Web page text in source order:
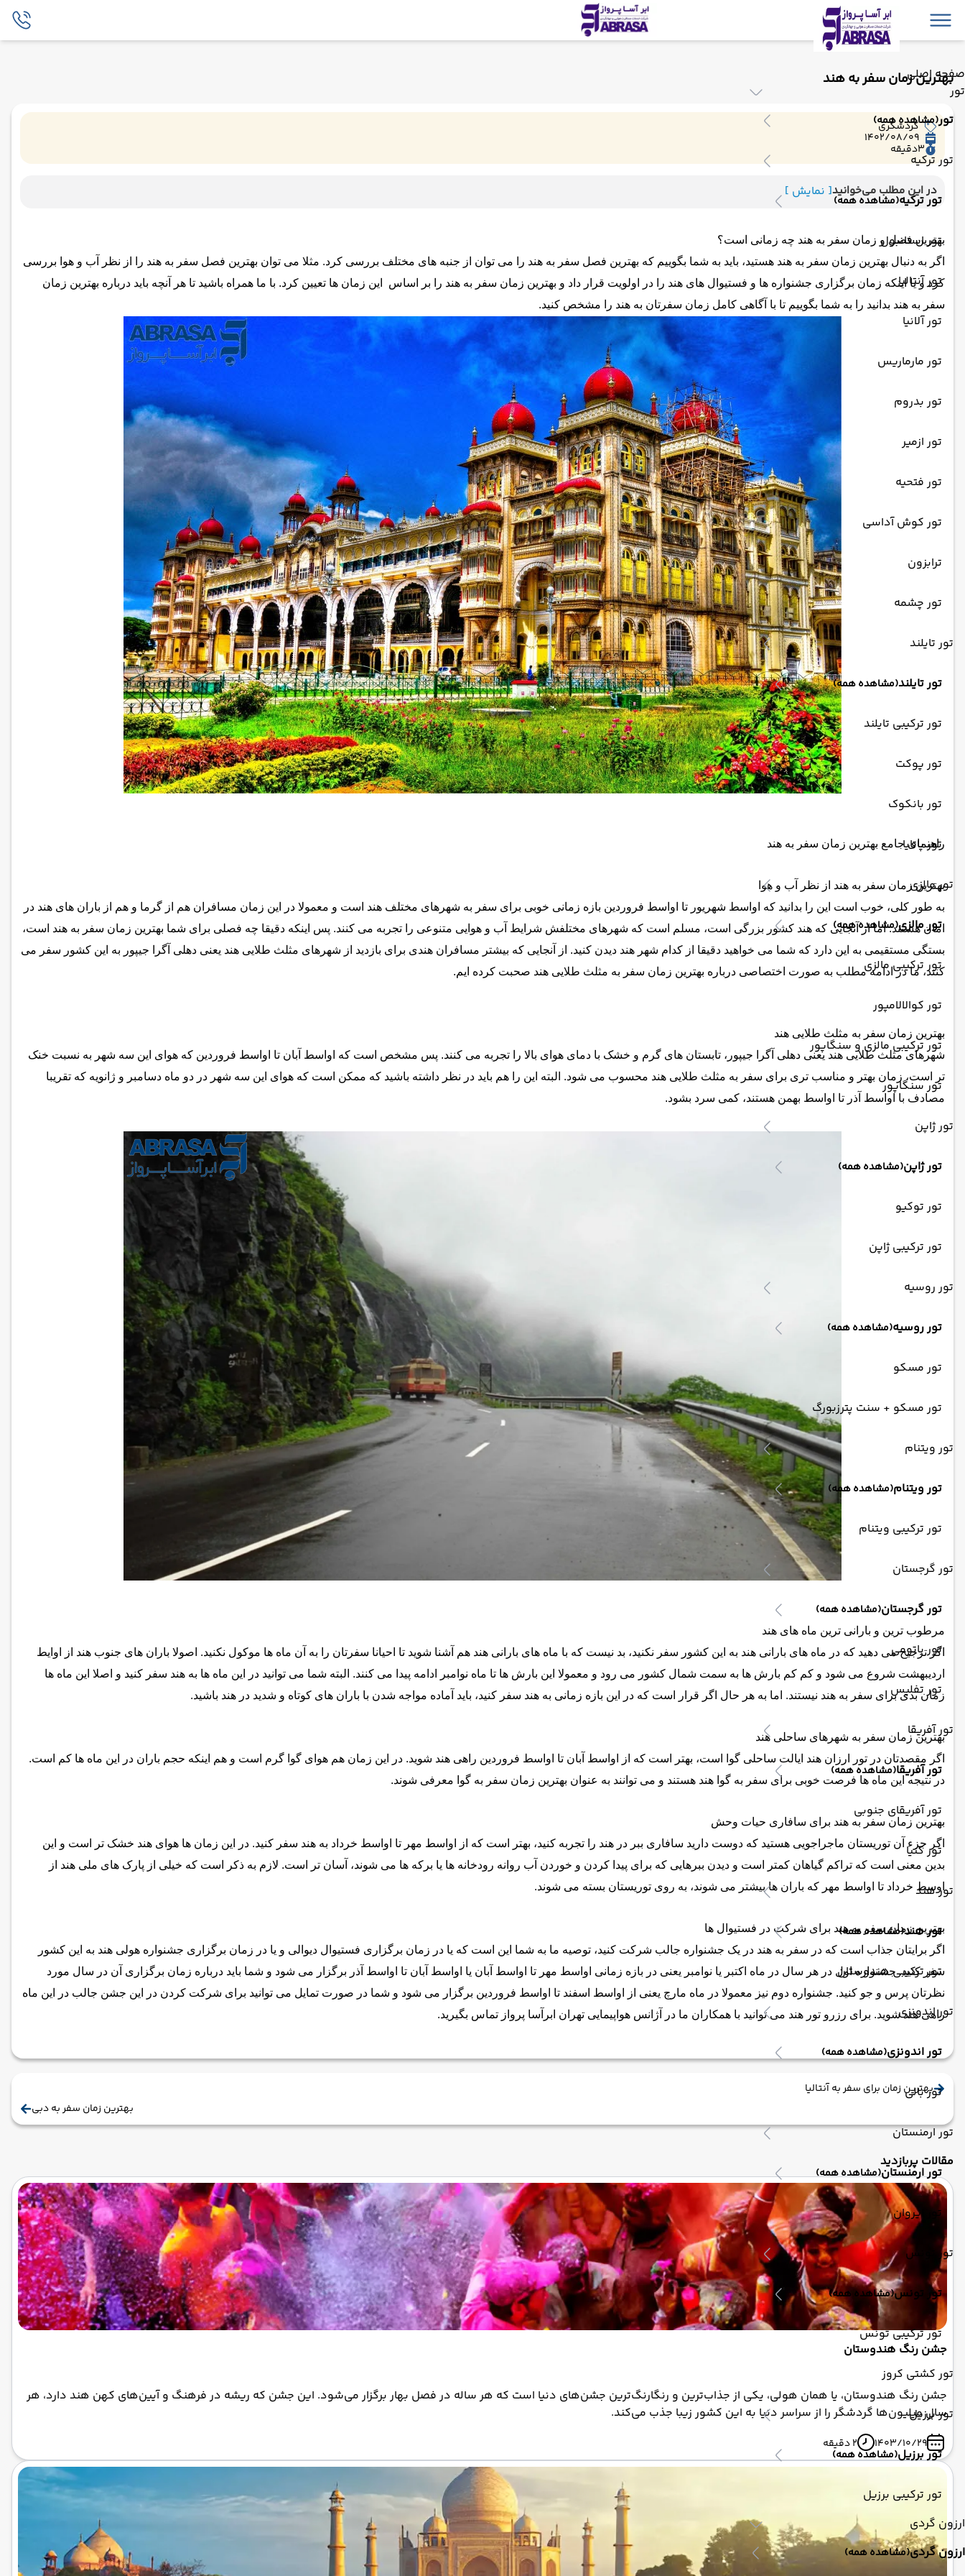
صفحه اصلی
تور
تور(مشاهده همه)
تور ترکیه
تور ترکیه(مشاهده همه)
تور استانبول
تور آنتالیا
تور آلانیا
تور مارماریس
تور بدروم
تور ازمیر
تور فتحیه
تور کوش آداسی
ترابزون
تور چشمه
تور تایلند
تور تایلند(مشاهده همه)
تور ترکیبی تایلند
تور پوکت
تور بانکوک
تور پاتایا
تور مالزی
تور مالزی(مشاهده همه)
تور ترکیبی مالزی
تور کوالالامپور
تور ترکیبی مالزی و سنگاپور
تور سنگاپور
تور ژاپن
تور ژاپن(مشاهده همه)
تور توکیو
تور ترکیبی ژاپن
تور روسیه
تور روسیه(مشاهده همه)
تور مسکو
تور مسکو + سنت پترزبورگ
تور ویتنام
تور ویتنام(مشاهده همه)
تور ترکیبی ویتنام
تور گرجستان
تور گرجستان(مشاهده همه)
تور باتومی
تور تفلیس
تور آفریقا
تور آفریقا(مشاهده همه)
تور آفریقای جنوبی
تور کنیا
تور هند
تور هند(مشاهده همه)
تور ترکیبی هندوستان
تور اندونزی
تور اندونزی(مشاهده همه)
تور بالی
تور ارمنستان
تور ارمنستان(مشاهده همه)
تور ایروان
تور تونس
تور تونس(مشاهده همه)
تور ترکیبی تونس
تور کشتی کروز
تور برزیل
تور برزیل(مشاهده همه)
تور ترکیبی برزیل
ارزون گردی
ارزون گردی(مشاهده همه)
بهترین زمان سفر به هند
گردشگری
1402/08/09
3دقیقه
در این مطلب می‌خوانید[ نمایش ]
بهترین فصل و زمان سفر به هند چه زمانی است؟
اگر به دنبال بهترین زمان سفر به هند هستید، باید به شما بگوییم که بهترین فصل سفر به هند را می توان از جنبه های مختلف بررسی کرد. مثلا می توان بهترین فصل سفر به هند را از نظر آب و هوا بررسی
کرد و یا اینکه زمان برگزاری جشنواره ها و فستیوال های هند را در اولویت قرار داد و بهترین زمان سفر به هند را بر اساس این زمان ها تعیین کرد. با ما همراه باشید تا هر آنچه باید درباره بهترین زمان
سفر به هند بدانید را به شما بگوییم تا با آگاهی کامل زمان سفرتان به هند را مشخص کنید.
راهنمای جامع بهترین زمان سفر به هند
بهترین زمان سفر به هند از نظر آب و هوا
به طور کلی، خوب است این را بدانید که اواسط شهریور تا اواسط فروردین بازه زمانی خوبی برای سفر به شهرهای مختلف هند است و معمولا در این زمان مسافران هم از گرما و هم از باران های هند در
امان هستند. اما از آنجایی که هند کشور بزرگی است، مسلم است که شهرهای مختلفش شرایط آب و هوایی متنوعی را تجربه می کنند. پس اینکه دقیقا چه فصلی برای شما بهترین زمان سفر به هند است،
بستگی مستقیمی به این دارد که شما می خواهید دقیقا از کدام شهر هند دیدن کنید. از آنجایی که بیشتر مسافران هندی برای بازدید از شهرهای مثلث طلایی هند یعنی دهلی آگرا جیپور به این کشور سفر می
کنند، ما در ادامه مطلب به صورت اختصاصی درباره بهترین زمان سفر به مثلث طلایی هند صحبت کرده ایم.
بهترین زمان سفر به مثلث طلایی هند
شهرهای مثلث طلایی هند یعنی دهلی آگرا جیپور، تابستان های گرم و خشک با دمای هوای بالا را تجربه می کنند. پس مشخص است که اواسط آبان تا اواسط فروردین که هوای این سه شهر به نسبت خنک
تر است، زمان بهتر و مناسب تری برای سفر به مثلث طلایی هند محسوب می شود. البته این را هم باید در نظر داشته باشید که ممکن است که هوای این سه شهر در دو ماه دسامبر و ژانویه که تقریبا
مصادف با اواسط آذر تا اواسط بهمن هستند، کمی سرد بشود.
مرطوب ترین و بارانی ترین ماه های هند
اگر ترجیح می دهید که در ماه های بارانی هند به این کشور سفر نکنید، بد نیست که با ماه های بارانی هند هم آشنا شوید تا احیانا سفرتان را به آن ماه ها موکول نکنید. اصولا باران های جنوب هند از اوایط
اردیبهشت شروع می شود و کم کم بارش ها به سمت شمال کشور می رود و معمولا این بارش ها تا ماه نوامبر ادامه پیدا می کنند. البته شما می توانید در این ماه ها به هند سفر کنید و اصلا این ماه ها
زمان بدی برای سفر به هند نیستند. اما به هر حال اگر قرار است که در این بازه زمانی به هند سفر کنید، باید آماده مواجه شدن با باران های کوتاه و شدید در هند باشید.
بهترین زمان سفر به شهرهای ساحلی هند
اگر مقصدتان در تور ارزان هند ایالت ساحلی گوا است، بهتر است که از اواسط آبان تا اواسط فروردین راهی هند شوید. در این زمان هم هوای گوا گرم است و هم اینکه حجم باران در این ماه ها کم است.
در نتیجه این ماه ها فرصت خوبی برای سفر به گوا هند هستند و می توانند به عنوان بهترین زمان سفر به گوا معرفی شوند.
بهترین زمان سفر به هند برای سافاری حیات وحش
اگر جزء آن توریستان ماجراجویی هستید که دوست دارید سافاری ببر در هند را تجربه کنید، بهتر است که از اواسط مهر تا اواسط خرداد به هند سفر کنید. در این زمان ها هوای هند خشک تر است و این
بدین معنی است که تراکم گیاهان کمتر است و دیدن ببرهایی که برای پیدا کردن و خوردن آب روانه رودخانه ها یا برکه ها می شوند، آسان تر است. لازم به ذکر است که خیلی از پارک های ملی هند از
اوسط خرداد تا اواسط مهر که باران ها بیشتر می شوند، به روی توریستان بسته می شوند.
بهترین زمان سفر به هند برای شرکت در فستیوال ها
اگر برایتان جذاب است که در سفر به هند در یک جشنواره جالب شرکت کنید، توصیه ما به شما این است که یا در زمان برگزاری فستیوال دیوالی و یا در زمان برگزاری جشنواره هولی هند به این کشور
سفر کنید. جشنواره اول در هر سال در ماه اکتبر یا نوامبر یعنی در بازه زمانی اواسط مهر تا اواسط آبان یا اواسط آبان تا اواسط آذر برگزار می شود و شما باید درباره زمان برگزاری آن در سال مورد
نظرتان پرس و جو کنید. جشنواره دوم نیز معمولا در ماه مارچ یعنی از اواسط اسفند تا اواسط فروردین برگزار می شود و شما در صورت تمایل می توانید برای شرکت کردن در این جشن جالب در این ماه
راهی هند شوید. برای رزرو تور هند می توانید با همکاران ما در آژانس هواپیمایی تهران ابرآسا پرواز تماس بگیرید.
بهترین زمان برای سفر به آنتالیا
بهترین زمان سفر به دبی
مقالات پربازدید
جشن رنگ هندوستان
جشن رنگ هندوستان، یا همان هولی، یکی از جذاب‌ترین و رنگارنگ‌ترین جشن‌های دنیا است که هر ساله در فصل بهار برگزار می‌شود. این جشن که ریشه در فرهنگ و آیین‌های کهن هند دارد، هر
سال میلیون‌ها گردشگر را از سراسر دنیا به این کشور زیبا جذب می‌کند.
1403/10/29 2 دقیقه